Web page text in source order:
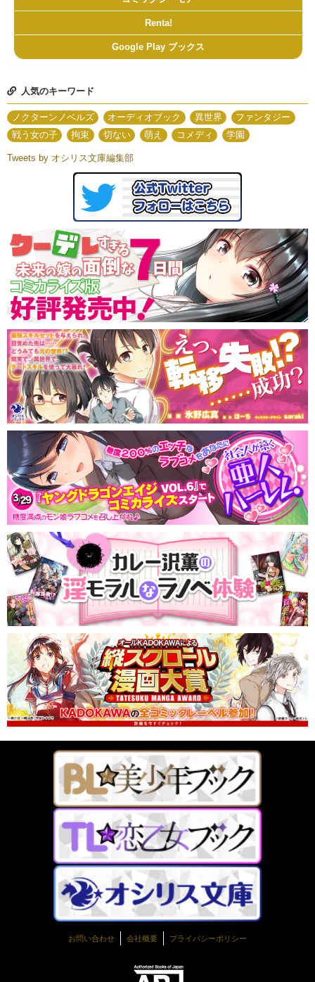
Renta!
Google Play ブックス
人気のキーワード
ノクターンノベルズ オーディオブック 異世界
ファンタジー
戦う女の子
拘束 切ない 萌え コメディ 学園
Tweets by オシリス文庫編集部
お問い合わせ 会社概要 プライバシーポリシー